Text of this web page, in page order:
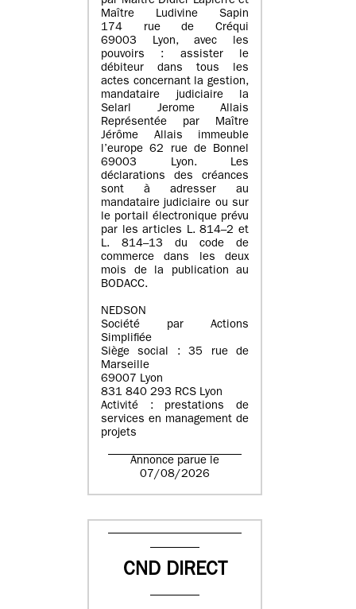
Maître Ludivine Sapin
174 rue de Créqui
69003 Lyon, avec les
pouvoirs : assister le
débiteur dans tous les
actes concernant la gestion,
mandataire judiciaire la
Selarl Jerome Allais
Représentée par Maître
Jérôme Allais immeuble
l’europe 62 rue de Bonnel
69003 Lyon. Les
déclarations des créances
sont à adresser au
mandataire judiciaire ou sur
le portail électronique prévu
par les articles L. 814–2 et
L. 814–13 du code de
commerce dans les deux
mois de la publication au
BODACC.
NEDSON
Société par Actions
Simplifiée
Siège social : 35 rue de
Marseille
69007 Lyon
831 840 293 RCS Lyon
Activité : prestations de
services en management de
projets
Annonce parue le
07/08/2026
CND DIRECT